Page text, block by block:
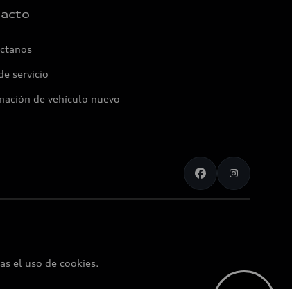
servicio
de vehículo nuevo
el uso de cookies.